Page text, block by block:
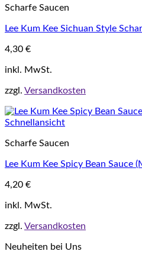
Scharfe Saucen
Lee Kum Kee Sichuan Style
4,30 €
inkl. MwSt.
zzgl. Versandkosten
Schnellansicht
Scharfe Saucen
Lee Kum Kee Spicy Bean Sauce
4,20 €
inkl. MwSt.
zzgl. Versandkosten
Neuheiten bei Uns